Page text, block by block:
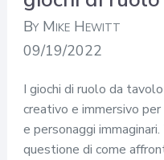
By Mike Hewitt
09/19/2022
I giochi di ruolo da
creativo e immersivo
e personaggi
questione di come